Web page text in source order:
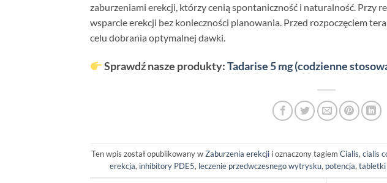
zaburzeniami erekcji, którzy cenią spontaniczność i naturalność. Przy
wsparcie erekcji bez konieczności planowania. Przed rozpoczęciem
celu dobrania optymalnej dawki.
Sprawdź nasze produkty:Tadarise 5 mg (codzienne
Ten wpis został opublikowany wZaburzenia erekcjii oznaczony tagiem Cialis,cialis
erekcja, inhibitory PDE5, leczenie przedwczesnego wytrysku, potencja,tabletki